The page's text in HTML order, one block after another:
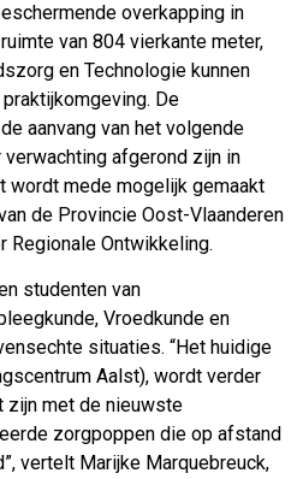
overkapping in
van 804 vierkante meter,
en Technologie kunnen
De
aanvang van het volgende
verwachting afgerond zijn in
wordt mede mogelijk gemaakt
de Provincie Oost-Vlaanderen
Regionale Ontwikkeling.
studenten van
Vroedkunde en
situaties. “Het huidige
Aalst), wordt verder
zijn met de nieuwste
zorgpoppen die op afstand
vertelt Marijke Marquebreuck,